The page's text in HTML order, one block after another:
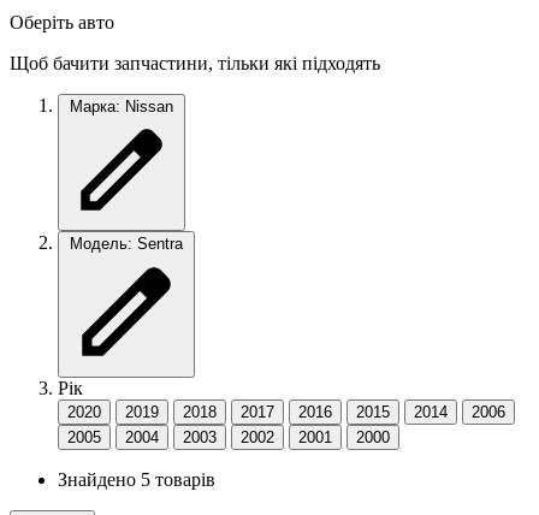
Оберіть авто
Щоб бачити запчастини, тільки які підходять
Марка: Nissan
Модель: Sentra
Рік
2020 2019 2018 2017 2016 2015 2014
2006
2005
2004 2003 2002 2001 2000
Знайдено 5 товарів